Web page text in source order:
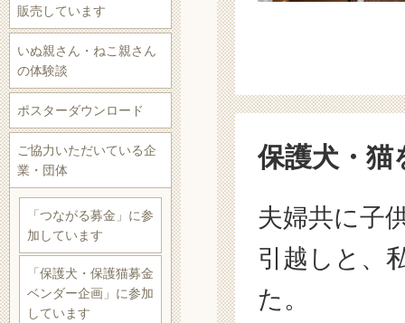
保護犬・猫
夫婦共に子
引越しと、
た。
販売しています
いぬ親さん・ねこ親さん
の体験談
ポスターダウンロード
ご協力いただいている企
業・団体
「つながる募金」に参
加しています
「保護犬・保護猫募金
ベンダー企画」に参加
しています